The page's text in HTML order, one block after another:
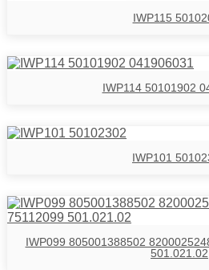
IWP115
IWP114 50101902
IWP101
IWP099 805001388502
501.021.02